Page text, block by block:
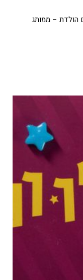
הולדת – ממותג